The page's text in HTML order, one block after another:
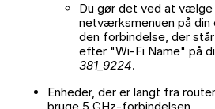
Du gør det ved at vælge
netværksmenuen på din
den forbindelse, der
efter "Wi-Fi Name" på
381_9224.
Enheder, der er langt fra